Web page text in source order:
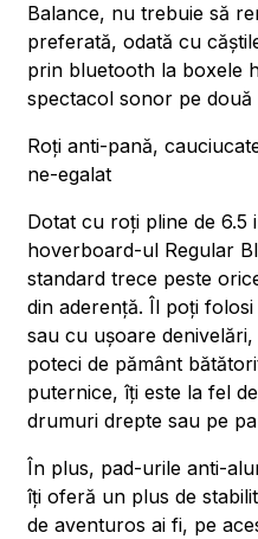
Balance, nu trebuie să
preferată, odată cu
prin bluetooth la boxele
spectacol sonor pe două
Roți anti-pană,
ne-egalat
Dotat cu roți pline de 6.5
hoverboard-ul Regular
standard trece peste
din aderență. Îl poți
sau cu ușoare
poteci de pământ
puternice, îți este la fel
drumuri drepte sau pe
În plus, pad-urile anti-
îți oferă un plus de
de aventuros ai fi, pe